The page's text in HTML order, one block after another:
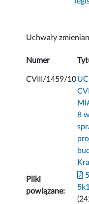
Uchwały
Numer
CVIII/1459/10
8
Pliki
powiązane: